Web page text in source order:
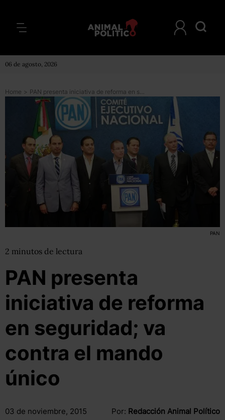
06 de agosto, 2026
Home > PAN presenta iniciativa de reforma en seguridad; va contra el mando único
PAN
2 minutos de lectura
PAN presenta
iniciativa de reforma
en seguridad; va
contra el mando
único
03 de noviembre, 2015 Por: Redacción Animal Político